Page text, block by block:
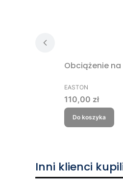
Obciążenie
PRODUCENT
EASTON
Cena
110,00 zł
Do koszyka
Inni klienci